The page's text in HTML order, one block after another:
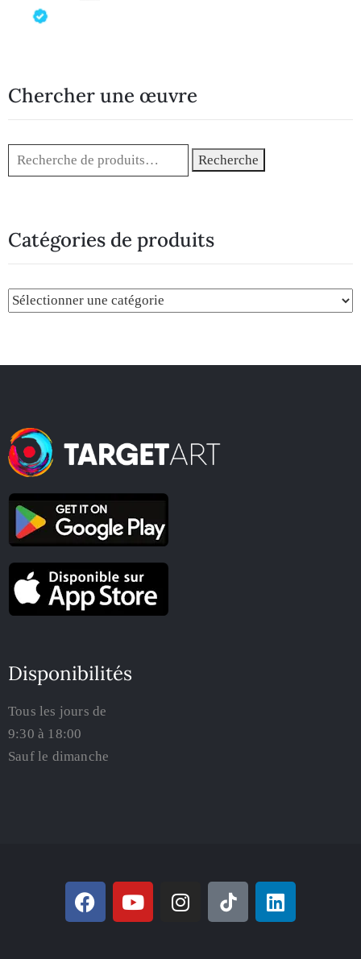
Chercher une œuvre
Recherche
Catégories de produits
Disponibilités
Tous les jours de
9:30 à 18:00
Sauf le dimanche